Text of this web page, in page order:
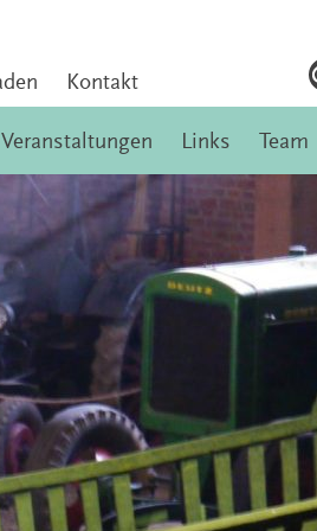
Kontakt
Veranstaltungen Links Team